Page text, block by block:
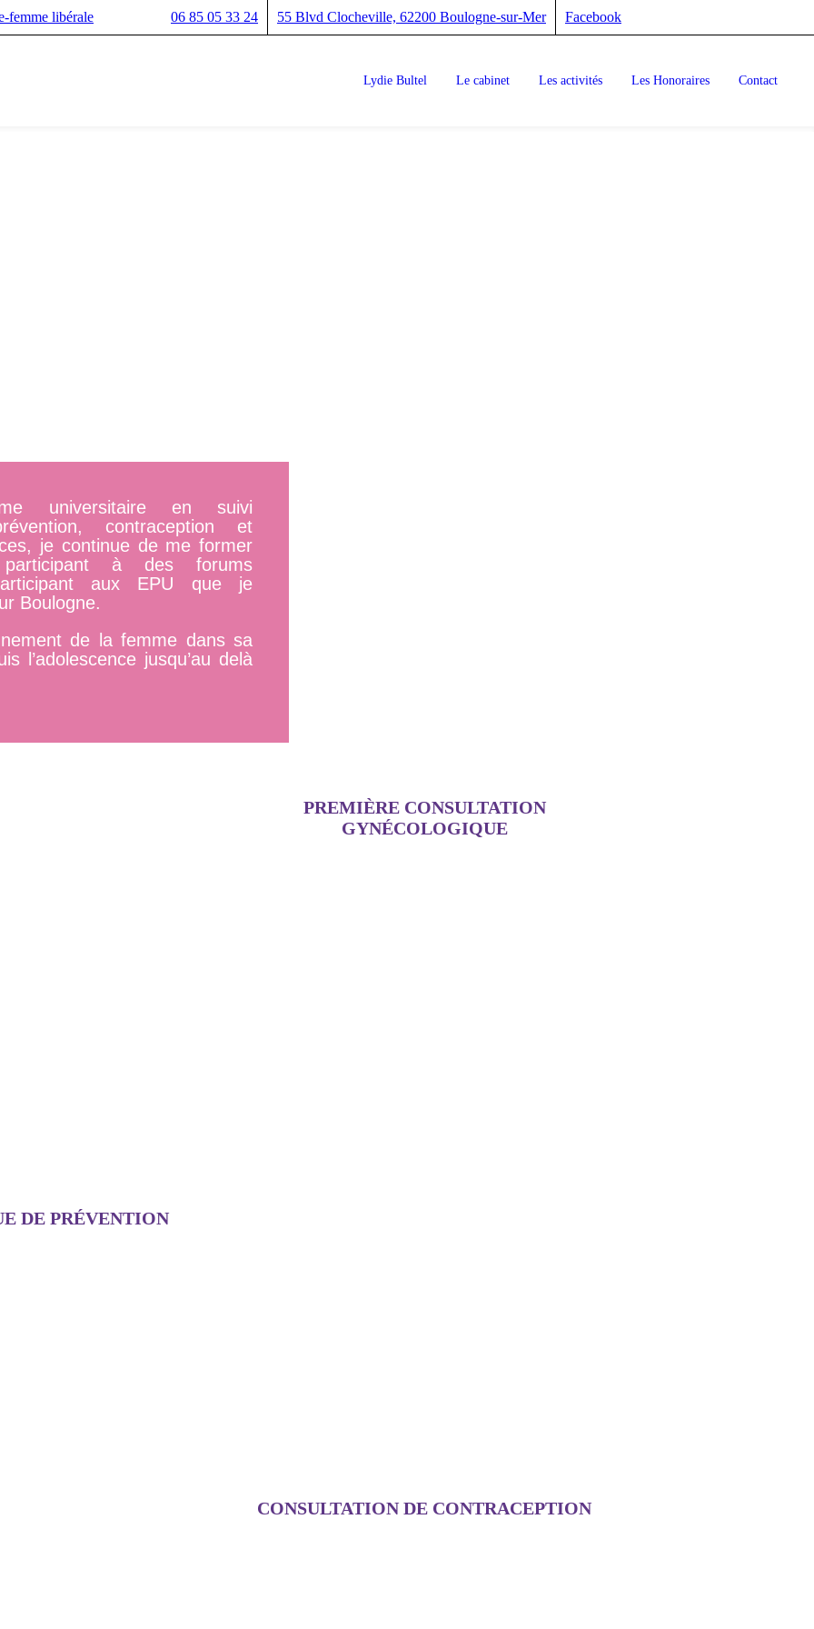
06 85 05 33 24 55 Blvd Clocheville, 62200 Boulogne-sur-Mer Facebook
femme libérale
Lydie Bultel Le cabinet Les activités Les Honoraires Contact
universitaire en suivi
contraception et
je continue de me former
à des forums
aux EPU que je
Boulogne.
de la femme dans sa
l’adolescence jusqu’au delà
PREMIÈRE CONSULTATION
GYNÉCOLOGIQUE
DE PRÉVENTION
CONSULTATION DE CONTRACEPTION